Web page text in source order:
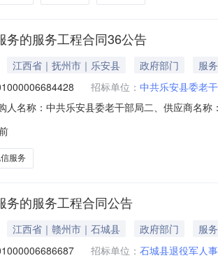
务的服务工程合同36公告
江西省｜抚州市｜乐安县 政府部门
服务
招标单位： 中共乐安县委老
人名称：中共乐安县委老干部局二、供应商名
本概况：七、其它事项：无八、联系方式1、采
服务
务的服务工程合同公告
江西省｜赣州市｜石城县 政府部门
服务
招标单位： 石城县退役军人